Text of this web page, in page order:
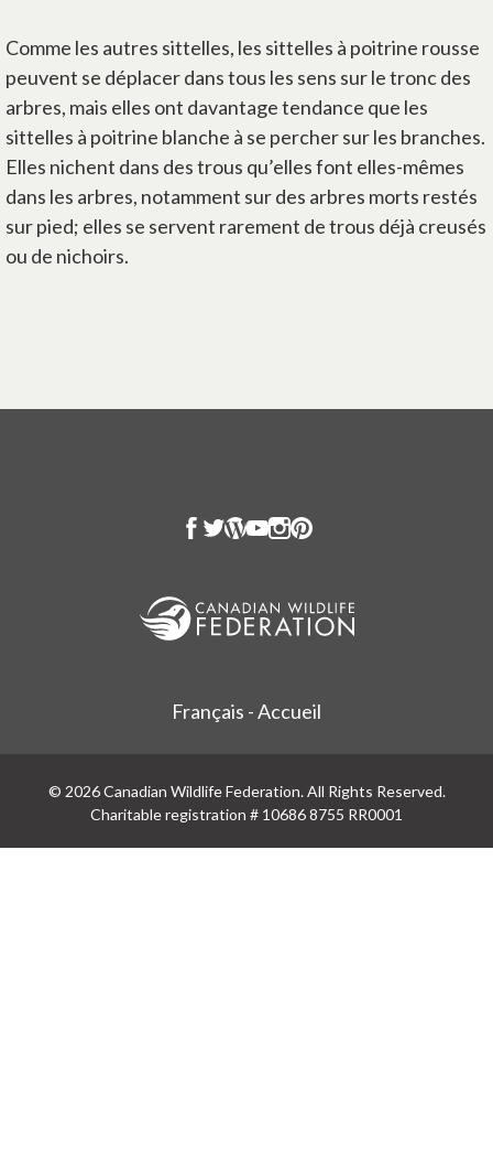
Comme les autres sittelles, les sittelles à poitrine rousse
peuvent se déplacer dans tous les sens sur le tronc des
arbres, mais elles ont davantage tendance que les
sittelles à poitrine blanche à se percher sur les branches.
Elles nichent dans des trous qu’elles font elles-mêmes
dans les arbres, notamment sur des arbres morts restés
sur pied; elles se servent rarement de trous déjà creusés
ou de nichoirs.
Français - Accueil
© 2026 Canadian Wildlife Federation. All Rights Reserved.
Charitable registration # 10686 8755 RR0001